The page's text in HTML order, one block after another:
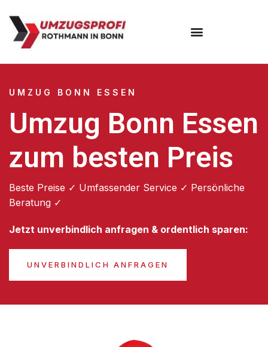
UMZUG BONN ESSEN
Umzug Bonn Essen
zum besten Preis
Beste Preise ✓ Umfassender Service ✓ Persönliche
Beratung ✓
Jetzt unverbindlich anfragen & ordentlich sparen:
UNVERBINDLICH ANFRAGEN